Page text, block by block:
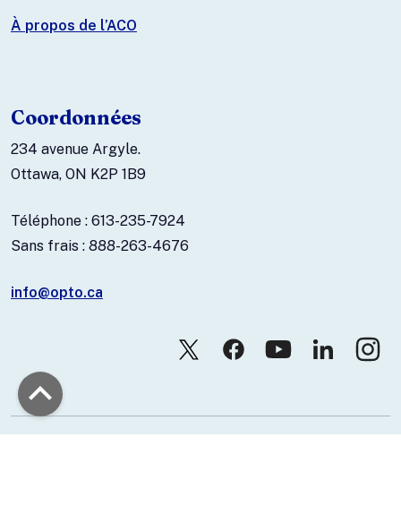
À propos de l’ACO
Coordonnées
234 avenue Argyle.
Ottawa, ON K2P 1B9
Téléphone : 613-235-7924
Sans frais : 888-263-4676
info@opto.ca